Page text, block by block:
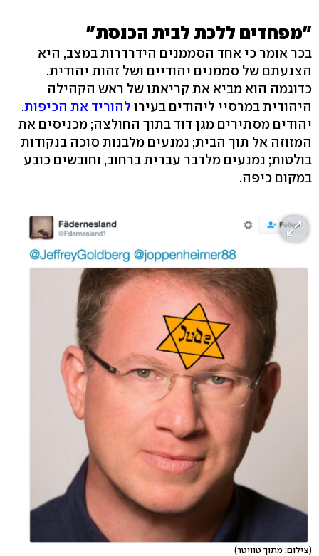
"מפחדים ללכת לבית הכנסת"
בכר אומר כי אחד הסממנים הידרדרות במצב, היא
הצנעתם של סממנים יהודיים ושל זהות יהודית.
כדוגמה הוא מביא את קריאתו של ראש הקהילה
היהודית במרסיי ליהודים בעירו להוריד את הכיפות.
יהודים מסתירים מגן דוד בתוך החולצה; מכניסים את
המזוזה אל תוך הבית; נמנעים מלבנות סוכה בנקודות
בולטות; נמנעים מלדבר עברית ברחוב, וחובשים כובע
במקום כיפה.
(צילום: מתוך טוויטר)